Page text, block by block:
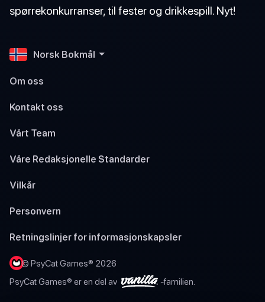
spørrekonkurranser, til fester og drikkespill. Nyt!
Norsk Bokmål
Om oss
Kontakt oss
Vårt Team
Våre Redaksjonelle Standarder
Vilkår
Personvern
Retningslinjer for informasjonskapsler
© PsyCat Games® 2026
PsyCat Games® er en del av
-familien.